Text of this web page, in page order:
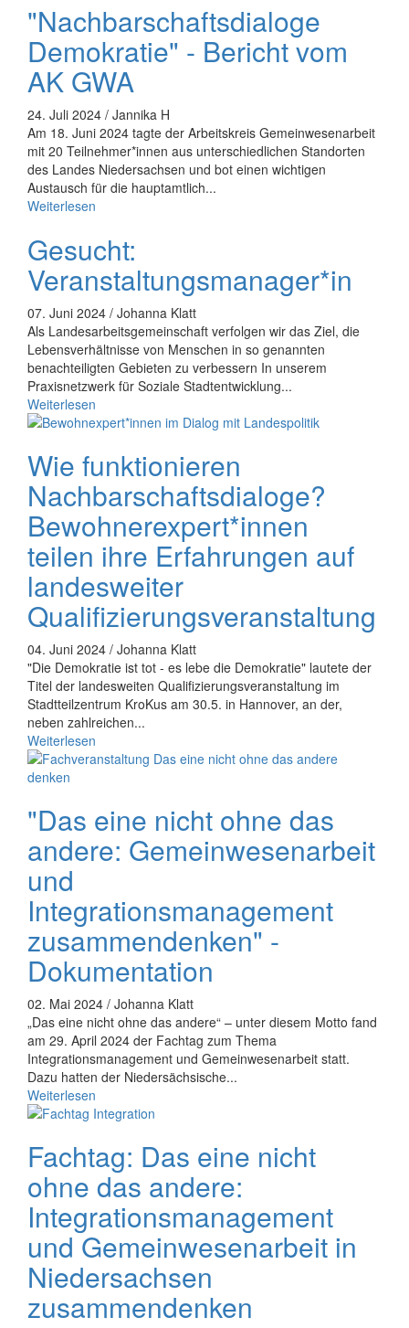
"Nachbarschaftsdialoge
Demokratie" - Bericht vom
AK GWA
24. Juli 2024 / Jannika H
Am 18. Juni 2024 tagte der Arbeitskreis Gemeinwesenarbeit
mit 20 Teilnehmer*innen aus unterschiedlichen Standorten
des Landes Niedersachsen und bot einen wichtigen
Austausch für die hauptamtlich...
Weiterlesen
Gesucht:
Veranstaltungsmanager*in
07. Juni 2024 / Johanna Klatt
Als Landesarbeitsgemeinschaft verfolgen wir das Ziel, die
Lebensverhältnisse von Menschen in so genannten
benachteiligten Gebieten zu verbessern In unserem
Praxisnetzwerk für Soziale Stadtentwicklung...
Weiterlesen
Wie funktionieren
Nachbarschaftsdialoge?
Bewohnerexpert*innen
teilen ihre Erfahrungen auf
landesweiter
Qualifizierungsveranstaltung
04. Juni 2024 / Johanna Klatt
"Die Demokratie ist tot - es lebe die Demokratie" lautete der
Titel der landesweiten Qualifizierungsveranstaltung im
Stadtteilzentrum KroKus am 30.5. in Hannover, an der,
neben zahlreichen...
Weiterlesen
"Das eine nicht ohne das
andere: Gemeinwesenarbeit
und
Integrationsmanagement
zusammendenken" -
Dokumentation
02. Mai 2024 / Johanna Klatt
„Das eine nicht ohne das andere“ – unter diesem Motto fand
am 29. April 2024 der Fachtag zum Thema
Integrationsmanagement und Gemeinwesenarbeit statt.
Dazu hatten der Niedersächsische...
Weiterlesen
Fachtag: Das eine nicht
ohne das andere:
Integrationsmanagement
und Gemeinwesenarbeit in
Niedersachsen
zusammendenken